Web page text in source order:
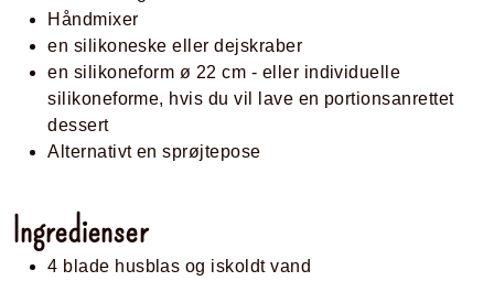
Håndmixer
en silikoneske eller dejskraber
en silikoneform ø 22 cm - eller individuelle
silikoneforme, hvis du vil lave en portionsanrettet
dessert
Alternativt en sprøjtepose
Ingredienser
4 blade husblas og iskoldt vand